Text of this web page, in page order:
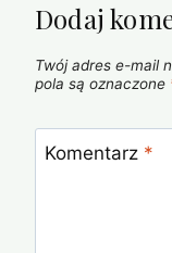
Dodaj
Twój adres e-mail
pola są oznaczone
Komentarz *